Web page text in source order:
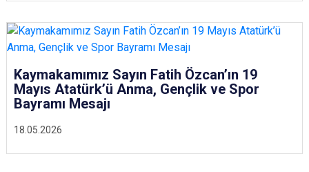
18.05.2026
Kaymakamımız Sayın Fatih Özcan’ın 19
Mayıs Atatürk’ü Anma, Gençlik ve Spor
Bayramı Mesajı